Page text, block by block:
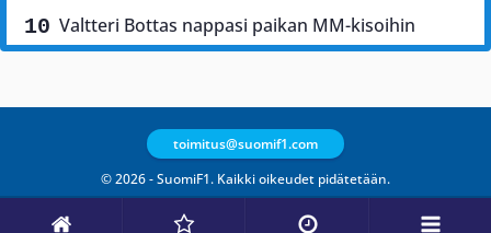
Valtteri Bottas nappasi paikan MM-kisoihin
© 2026 - SuomiF1. Kaikki oikeudet pidätetään.
toimitus@suomif1.com